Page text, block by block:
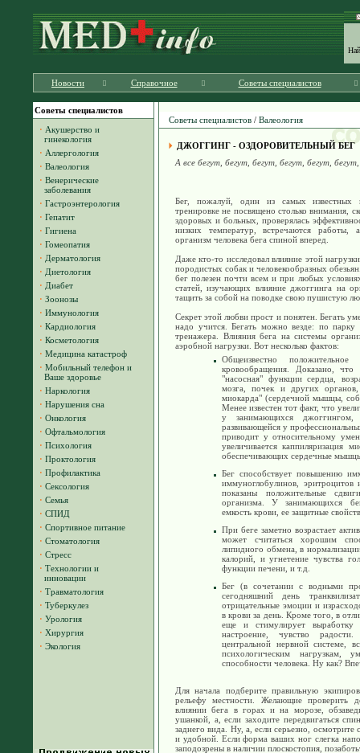
Новости Справочное Советы специалистов
Советы специалистов
· Акушерство и
гинекология
· Аллергология
· Валеология
· Венерические
заболевания
· Гастроэнтерология
· Гепатит
· Гигиена
· Гомеопатия
· Дерматология
· Диетология
· Диабет
· Зоонозы
· Иммунология
· Кардиология
· Косметология
· Медицина катастроф
· Мобильный телефон и
Ваше здоровье
· Наркология
· Нарушения сна
· Онкология
· Офтальмология
· Психология
· Проктология
· Профилактика
· Сексология
· Семья
· СПИД
· Спортивное питание
· Стоматология
· Стресс
· Технологии и
инновации
· Травматология
· Туберкулез
· Урология
· Хирургия
· Экология
Советы специалистов / Валеология
ДЖОГГИНГ - ОЗДОРОВИТЕЛЬНЫЙ БЕГ
А все бегут, бегут, бегут, бегут, бегут,
Бег, пожалуй, один из самых известных
тренировке не посвящено столько внимания,
здоровых и больных, проверялась
низких температур, встречаются работы,
организм человека бега спиной вперед.
Даже кто-то исследовал влияние этой
породистых собак и человекообразных
бег полезен почти всем и при любых
статей, изучающих влияние джоггинга на
тащить за собой на поводке свою пушистую
Секрет этой любви прост и понятен. Бегать
надо учится. Бегать можно везде: по
тренажера. Влияния бега на системы
аэробной нагрузки. Вот несколько фактов:
Общеизвестно
кровообращения. Доказано, что
"насосная" функции сердца,
мозга, почек и других
миокарда" (сердечной мышцы,
Менее известен тот факт, что
у занимающихся джоггингом,
развивающейся у
приводит у относительному
увеличивается каппиляризация
обеспечивающих сердечные
Бег способствует повышению
иммуноглобулинов, эритроцитов
показаны положительные
организма. У занимающихся
емкость крови, ее защитные
При беге заметно возрастает
может считаться хорошим
липидного обмена, в
калорий, и угнетение чувства
функции печени, и т.д.
Бег (в сочетании с водными
сегодняшний день
отрицательные эмоции и
в крови за день. Кроме того, в
еще и стимулирует выработку
настроение, чувство
центральной нервной системе,
психологическим нагрузкам,
способности человека. Ну как?
Для начала подберите правильную
рельефу местности. Желающие проверить
влиянии бега в горах и на морозе,
ушанкой, а, если заходите передвигаться
заднего вида. Ну, а, если серьезно,
и удобной. Если форма ваших ног слегка
заподозрены в наличии плоскостопия,